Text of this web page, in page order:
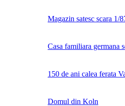
Magazin satesc scara 1/
Casa familiara germana
150 de ani calea ferata
Domul din Koln